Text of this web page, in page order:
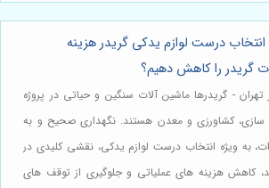
انتخاب درست لوازم یدکی گریدر هزینه
گریدر را کاهش دهیم؟
- گریدرها ماشین آلات سنگین و حیاتی در پروژه
سازی، کشاورزی و معدن هستند. نگهداری صحیح و به
به ویژه انتخاب درست لوازم یدکی، نقشی کلیدی در
کاهش هزینه های عملیاتی و جلوگیری از توقف های